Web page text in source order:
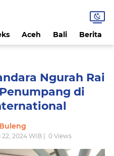
Aceh Bali Berita
Ngurah Rai
di
2024 WIB | 0 Views